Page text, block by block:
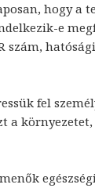
hogy a
e
szám,
fel
a